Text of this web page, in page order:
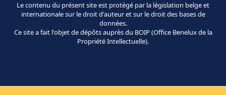
Le contenu du présent site est protégé par la législation belge et
internationale sur le droit d'auteur et sur le droit des bases de
données.
Ce site a fait l'objet de dépôts auprès du BOIP (Office Benelux de la
Propriété Intellectuelle).